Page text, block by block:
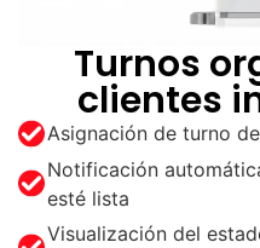
Turnos
clientes
Asignación de turno
Notificación
esté lista
Visualización del